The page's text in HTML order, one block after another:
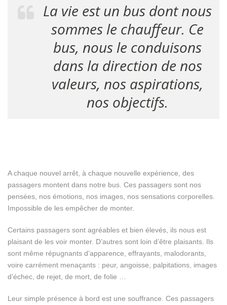
La vie est un bus dont nous
sommes le chauffeur. Ce
bus, nous le conduisons
dans la direction de nos
valeurs, nos aspirations,
nos objectifs.
A chaque nouvel arrêt, à chaque nouvelle expérience, des
passagers montent dans notre bus. Ces passagers sont nos
pensées, nos émotions, nos images, nos sensations corporelles.
Impossible de les empêcher de monter.
Certains passagers sont agréables et bien élevés, ils nous est
plaisant de les voir monter. D’autres sont loin d’être plaisants. Ils
sont même répugnants d’apparence, effrayants, malodorants,
voire carrément menaçants : peur, angoisse, palpitations, images
d’échec, de rejet, de mort, de folie …
Leur simple présence à bord est une souffrance. Ces passagers